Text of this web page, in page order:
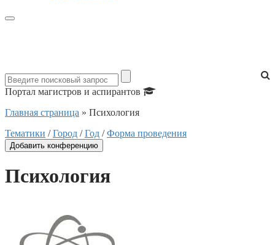
Портал магистров и аспирантов
Главная страница » Психология
Тематики /Город /Год /Форма проведения
Добавить конференцию
Психология